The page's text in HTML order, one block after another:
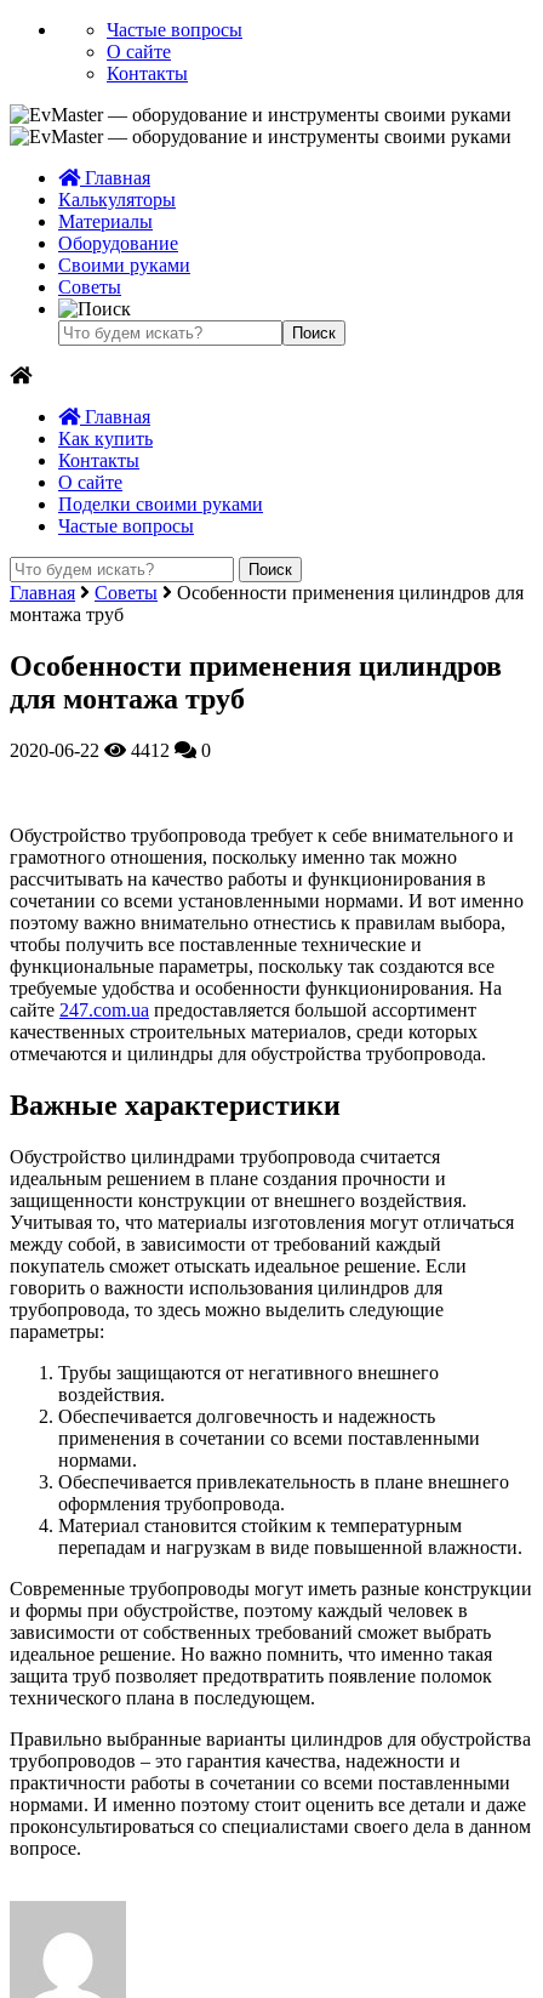
Частые вопросы
О сайте
Контакты
Главная
Калькуляторы
Материалы
Оборудование
Своими руками
Советы
Главная
Как купить
Контакты
О сайте
Поделки своими руками
Частые вопросы
Главная Советы
Особенности применения цилиндров для
монтажа труб
Особенности применения цилиндров
для монтажа труб
2020-06-22 4412 0
Обустройство трубопровода требует к себе внимательного и
грамотного отношения, поскольку именно так можно
рассчитывать на качество работы и функционирования в
сочетании со всеми установленными нормами. И вот именно
поэтому важно внимательно отнестись к правилам выбора,
чтобы получить все поставленные технические и
функциональные параметры, поскольку так создаются все
требуемые удобства и особенности функционирования. На
сайте 247.com.ua предоставляется большой ассортимент
качественных строительных материалов, среди которых
отмечаются и цилиндры для обустройства трубопровода.
Важные характеристики
Обустройство цилиндрами трубопровода считается
идеальным решением в плане создания прочности и
защищенности конструкции от внешнего воздействия.
Учитывая то, что материалы изготовления могут отличаться
между собой, в зависимости от требований каждый
покупатель сможет отыскать идеальное решение. Если
говорить о важности использования цилиндров для
трубопровода, то здесь можно выделить следующие
параметры:
Трубы защищаются от негативного внешнего
воздействия.
Обеспечивается долговечность и надежность
применения в сочетании со всеми поставленными
нормами.
Обеспечивается привлекательность в плане внешнего
оформления трубопровода.
Материал становится стойким к температурным
перепадам и нагрузкам в виде повышенной влажности.
Современные трубопроводы могут иметь разные конструкции
и формы при обустройстве, поэтому каждый человек в
зависимости от собственных требований сможет выбрать
идеальное решение. Но важно помнить, что именно такая
защита труб позволяет предотвратить появление поломок
технического плана в последующем.
Правильно выбранные варианты цилиндров для обустройства
трубопроводов – это гарантия качества, надежности и
практичности работы в сочетании со всеми поставленными
нормами. И именно поэтому стоит оценить все детали и даже
проконсультироваться со специалистами своего дела в данном
вопросе.